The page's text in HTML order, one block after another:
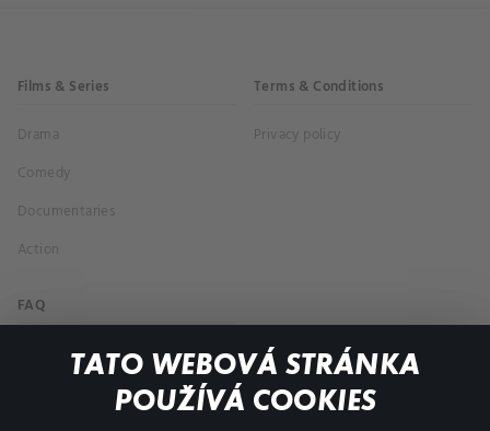
TATO WEBOVÁ STRÁNKA
POUŽÍVÁ COOKIES
Films & Series
Drama
Comedy
Documentaries
Action
Terms & Conditions
Privacy policy
FAQ
My profile